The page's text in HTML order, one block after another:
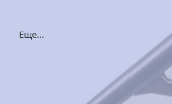
Еще...